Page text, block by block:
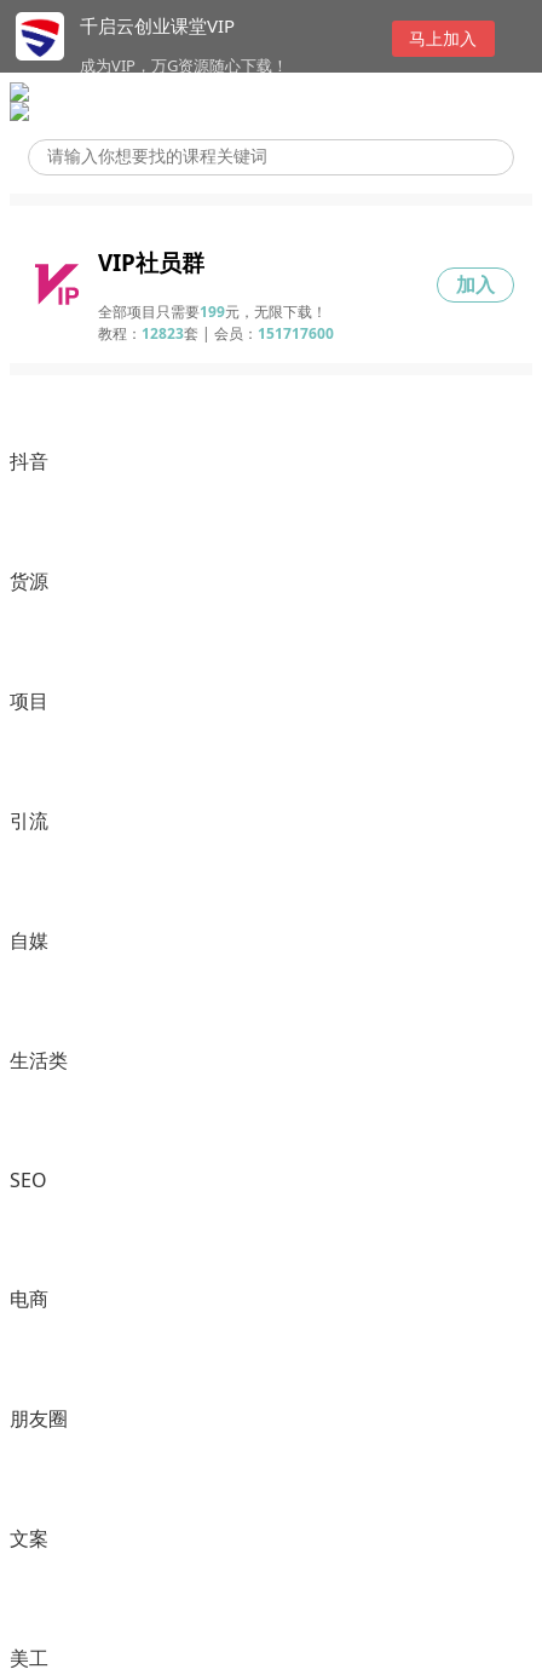
千启云创业课堂VIP
成为VIP，万G资源随心下载！
马上加入
VIP社员群
全部项目只需要199元，无限下载！
教程： 12823套 | 会员： 151717600
加入
抖音
货源
项目
引流
自媒
生活类
SEO
电商
朋友圈
文案
美工